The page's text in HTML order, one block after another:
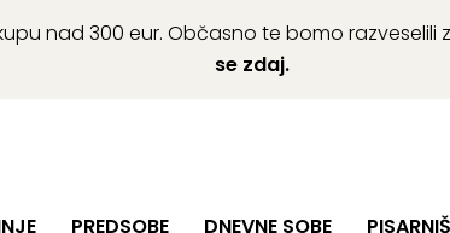
nad 300 eur. Občasno te bomo
se zdaj.
PREDSOBE DNEVNE SOBE